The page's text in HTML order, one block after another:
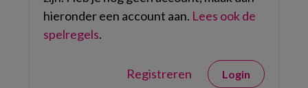
hieronder een account aan. Lees ook de
spelregels.
Registreren Login